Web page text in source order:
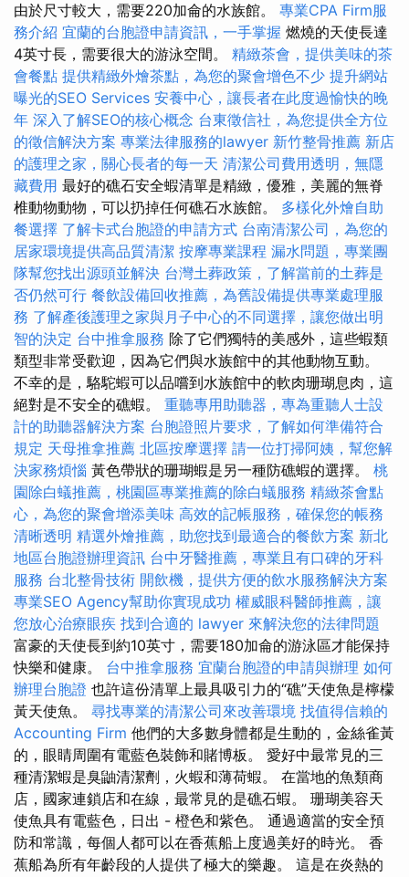
由於尺寸較大，需要220加侖的水族館。 專業CPA Firm服
務介紹 宜蘭的台胞證申請資訊，一手掌握 燃燒的天使長達
4英寸長，需要很大的游泳空間。 精緻茶會，提供美味的茶
會餐點 提供精緻外燴茶點，為您的聚會增色不少 提升網站
曝光的SEO Services 安養中心，讓長者在此度過愉快的晚
年 深入了解SEO的核心概念 台東徵信社，為您提供全方位
的徵信解決方案 專業法律服務的lawyer 新竹整骨推薦 新店
的護理之家，關心長者的每一天 清潔公司費用透明，無隱
藏費用 最好的礁石安全蝦清單是精緻，優雅，美麗的無脊
椎動物動物，可以扔掉任何礁石水族館。 多樣化外燴自助
餐選擇 了解卡式台胞證的申請方式 台南清潔公司，為您的
居家環境提供高品質清潔 按摩專業課程 漏水問題，專業團
隊幫您找出源頭並解決 台灣土葬政策，了解當前的土葬是
否仍然可行 餐飲設備回收推薦，為舊設備提供專業處理服
務 了解產後護理之家與月子中心的不同選擇，讓您做出明
智的決定 台中推拿服務 除了它們獨特的美感外，這些蝦類
類型非常受歡迎，因為它們與水族館中的其他動物互動。
不幸的是，駱駝蝦可以品嚐到水族館中的軟肉珊瑚息肉，這
絕對是不安全的礁蝦。 重聽專用助聽器，專為重聽人士設
計的助聽器解決方案 台胞證照片要求，了解如何準備符合
規定 天母推拿推薦 北區按摩選擇 請一位打掃阿姨，幫您解
決家務煩惱 黃色帶狀的珊瑚蝦是另一種防礁蝦的選擇。 桃
園除白蟻推薦，桃園區專業推薦的除白蟻服務 精緻茶會點
心，為您的聚會增添美味 高效的記帳服務，確保您的帳務
清晰透明 精選外燴推薦，助您找到最適合的餐飲方案 新北
地區台胞證辦理資訊 台中牙醫推薦，專業且有口碑的牙科
服務 台北整骨技術 開飲機，提供方便的飲水服務解決方案
專業SEO Agency幫助你實現成功 權威眼科醫師推薦，讓
您放心治療眼疾 找到合適的 lawyer 來解決您的法律問題
富豪的天使長到約10英寸，需要180加侖的游泳區才能保持
快樂和健康。 台中推拿服務 宜蘭台胞證的申請與辦理 如何
辦理台胞證 也許這份清單上最具吸引力的“礁”天使魚是檸檬
黃天使魚。 尋找專業的清潔公司來改善環境 找值得信賴的
Accounting Firm 他們的大多數身體都是生動的，金絲雀黃
的，眼睛周圍有電藍色裝飾和賭博板。 愛好中最常見的三
種清潔蝦是臭鼬清潔劑，火蝦和薄荷蝦。 在當地的魚類商
店，國家連鎖店和在線，最常見的是礁石蝦。 珊瑚美容天
使魚具有電藍色，日出 - 橙色和紫色。 通過適當的安全預
防和常識，每個人都可以在香蕉船上度過美好的時光。 香
蕉船為所有年齡段的人提供了極大的樂趣。 這是在炎熱的